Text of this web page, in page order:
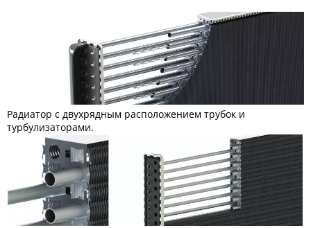
Радиатор с двухрядным расположением трубок и
турбулизаторами.